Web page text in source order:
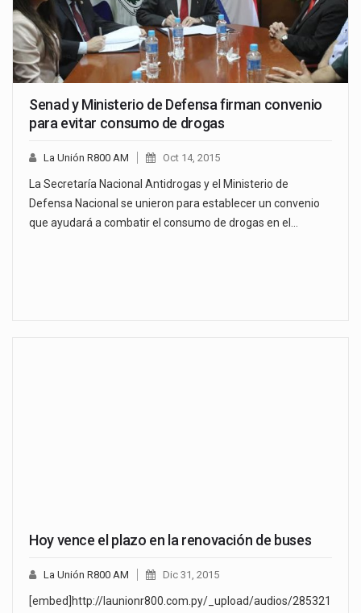
Senad y Ministerio de Defensa firman convenio
para evitar consumo de drogas
La Unión R800 AM Oct 14, 2015
La Secretaría Nacional Antidrogas y el Ministerio de
Defensa Nacional se unieron para establecer un convenio
que ayudará a combatir el consumo de drogas en el…
Hoy vence el plazo en la renovación de buses
La Unión R800 AM Dic 31, 2015
[embed]http://launionr800.com.py/_upload/audios/285321